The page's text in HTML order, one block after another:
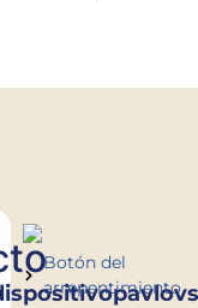
Botón del
arrepentimiento